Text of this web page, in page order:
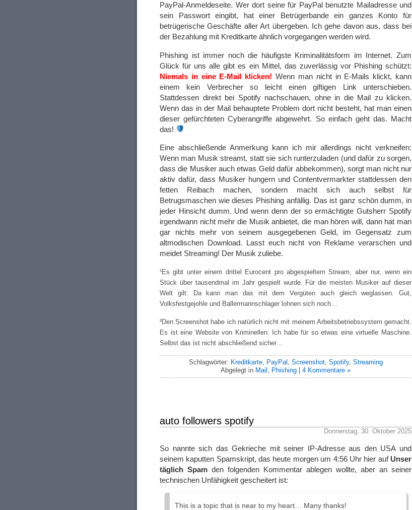
PayPal-Anmeldeseite. Wer dort seine für PayPal benutzte Mailadresse und
sein Passwort eingibt, hat einer Betrügerbande ein ganzes Konto für
betrügerische Geschäfte aller Art übergeben. Ich gehe davon aus, dass bei
der Bezahlung mit Kreditkarte ähnlich vorgegangen werden wird.
Phishing ist immer noch die häufigste Kriminalitätsform im Internet. Zum
Glück für uns alle gibt es ein Mittel, das zuverlässig vor Phishing schützt:
Niemals in eine E-Mail klicken! Wenn man nicht in E-Mails klickt, kann
einem kein Verbrecher so leicht einen giftigen Link unterschieben.
Stattdessen direkt bei Spotify nachschauen, ohne in die Mail zu klicken.
Wenn das in der Mail behauptete Problem dort nicht besteht, hat man einen
dieser gefürchteten Cyberangriffe abgewehrt. So einfach geht das. Macht
das!
Eine abschließende Anmerkung kann ich mir allerdings nicht verkneifen:
Wenn man Musik streamt, statt sie sich runterzuladen (und dafür zu sorgen,
dass die Musiker auch etwas Geld dafür abbekommen), sorgt man nicht nur
aktiv dafür, dass Musiker hungern und Contentvermarkter stattdessen den
fetten Reibach machen, sondern macht sich auch selbst für
Betrugsmaschen wie dieses Phishing anfällig. Das ist ganz schön dumm, in
jeder Hinsicht dumm. Und wenn denn der so ermächtigte Gutsherr Spotify
irgendwann nicht mehr die Musik anbietet, die man hören will, dann hat man
gar nichts mehr von seinem ausgegebenen Geld, im Gegensatz zum
altmodischen Download. Lasst euch nicht von Reklame verarschen und
meidet Streaming! Der Musik zuliebe.
¹Es gibt unter einem drittel Eurocent pro abgespieltem Stream, aber nur, wenn ein
Stück über tausendmal im Jahr gespielt wurde. Für die meisten Musiker auf dieser
Welt gilt: Da kann man das mit dem Vergüten auch gleich weglassen. Gut,
Volksfestgejohle und Ballermannschlager lohnen sich noch…
²Den Screenshot habe ich natürlich nicht mit meinem Arbeitsbetriebssystem gemacht.
Es ist eine Website von Kriminellen. Ich habe für so etwas eine virtuelle Maschine.
Selbst das ist nicht abschließend sicher…
Schlagwörter: Kreditkarte, PayPal , Screenshot, Spotify, Streaming
Abgelegt in Mail , Phishing 4 Kommentare »
auto followers spotify
Donnerstag, 30. Oktober 2025
So nannte sich das Gekrieche mit seiner IP-Adresse aus den USA und
seinem kaputten Spamskript, das heute morgen um 4:56 Uhr hier auf Unser
täglich Spam den folgenden Kommentar ablegen wollte, aber an seiner
technischen Unfähigkeit gescheitert ist:
Thіs is a topic that is near to my heart… Many thanks!